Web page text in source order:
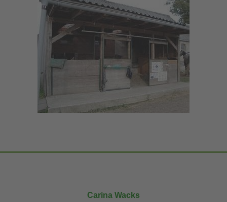
Carina Wacks